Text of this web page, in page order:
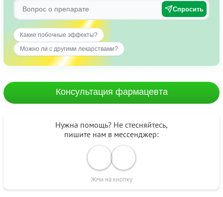
Спросить
Какие побочные эффекты?
Можно ли с другими лекарствами?
Консультация фармацевта
Нужна помощь? Не стесняйтесь,
пишите нам в мессенджер:
Жми на кнопку